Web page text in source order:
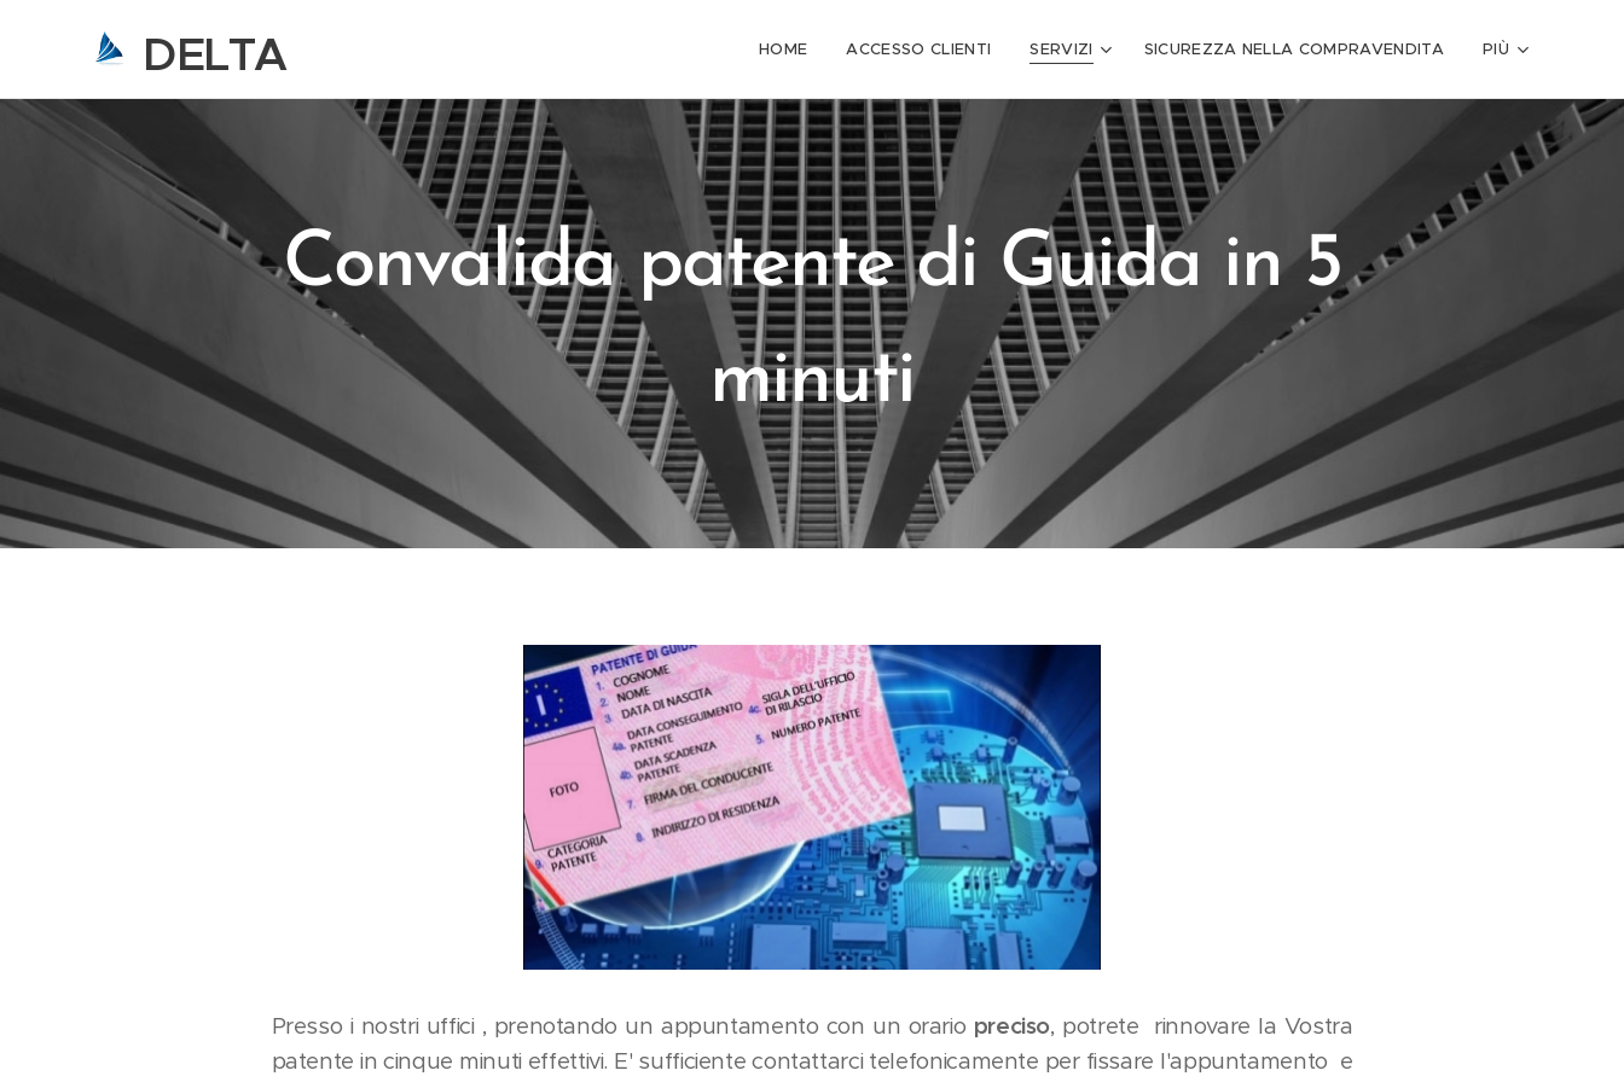
DELTA
Studio di Consulenza Automobilistica
Guamo
HOME ACCESSO CLIENTI SERVIZI SICUREZZA NELLA COMPRAVENDITA PIÙ
Convalida patente di Guida in 5
minuti
Presso i nostri uffici , prenotando un appuntamento con un orario preciso, potrete rinnovare la Vostra
patente in cinque minuti effettivi. E' sufficiente contattarci telefonicamente per fissare l'appuntamento e